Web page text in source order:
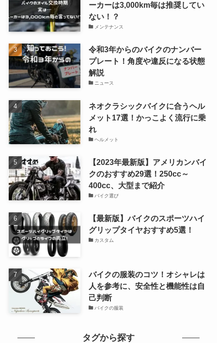
ーカーは3,000km毎は推奨してい
ない！？
メンテナンス
令和3年からのバイクのナンバー
プレート！角度や違反になる状態
解説
ニュース
ネオクラシックバイクに合うヘル
メット17選！かっこよく流行に乗
れ
ヘルメット
【2023年最新版】アメリカンバイ
クのおすすめ29選！250cc～
400cc、大型まで紹介
バイク選び
【最新版】バイクのスポーツハイ
グリップタイヤおすすめ5選！
カスタム
バイクの服装のコツ！オシャレは
人を参考に、安全性と機能性は自
己判断
バイクの服装
タグから探す